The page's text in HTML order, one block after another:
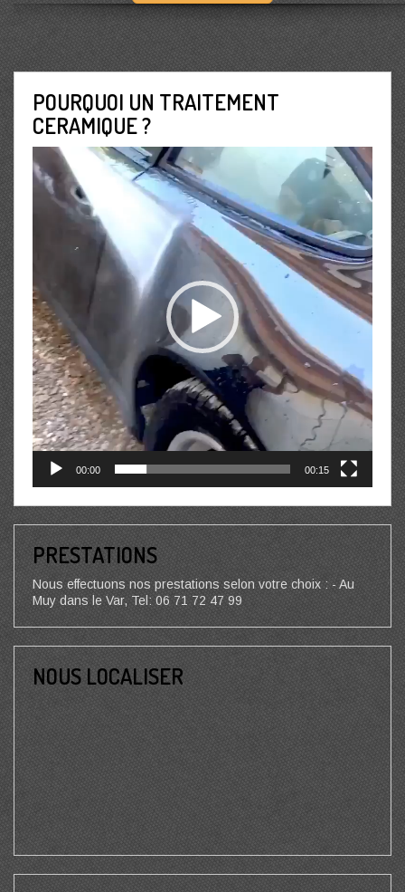
POURQUOI UN TRAITEMENT
CERAMIQUE ?
Lecteur
vidéo
00:00 00:15
PRESTATIONS
Nous effectuons nos prestations selon votre choix : - Au
Muy dans le Var, Tel: 06 71 72 47 99
NOUS LOCALISER